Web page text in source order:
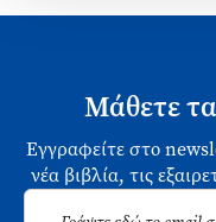
Μάθετε
Εγγραφείτε στο
νέα βιβλία, τις